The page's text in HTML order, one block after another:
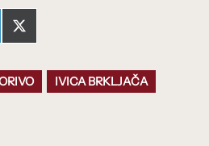
Share
on
X
(Twitter)
IVICA BRKLJAČA